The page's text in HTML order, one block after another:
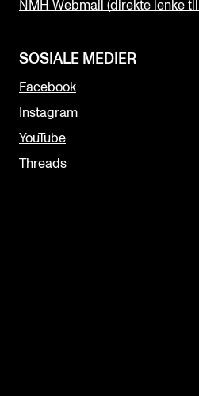
NMH Webmail (direkte lenke
SOSIALE MEDIER
Facebook
Instagram
YouTube
Threads